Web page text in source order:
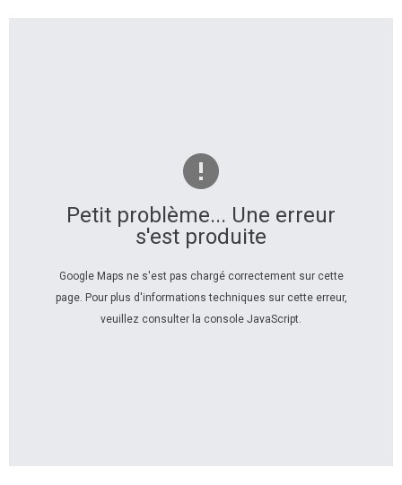
Petit problème... Une erreur
s'est produite
Google Maps ne s'est pas chargé correctement sur cette
page. Pour plus d'informations techniques sur cette erreur,
veuillez consulter la console JavaScript.